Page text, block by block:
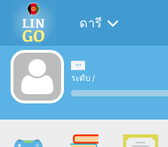
ดารี
ระดับ /